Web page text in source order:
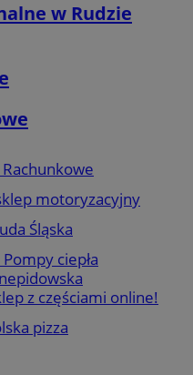
w Rudzie
motoryzacyjny
Śląska
ciepła
z częściami online!
pizza